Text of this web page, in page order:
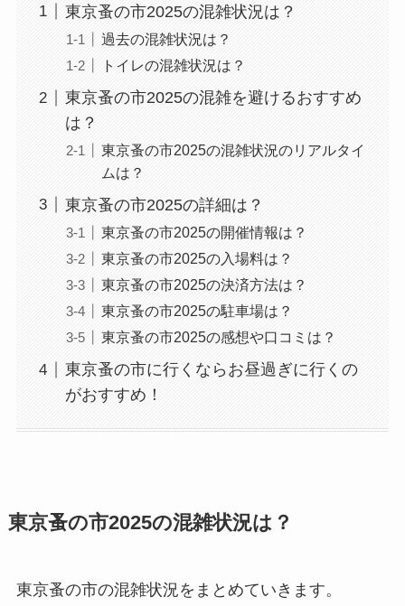
東京蚤の市2025の混雑状況は？
過去の混雑状況は？
トイレの混雑状況は？
東京蚤の市2025の混雑を避けるおすすめ
は？
東京蚤の市2025の混雑状況のリアルタイ
ムは？
東京蚤の市2025の詳細は？
東京蚤の市2025の開催情報は？
東京蚤の市2025の入場料は？
東京蚤の市2025の決済方法は？
東京蚤の市2025の駐車場は？
東京蚤の市2025の感想や口コミは？
東京蚤の市に行くならお昼過ぎに行くの
がおすすめ！
東京蚤の市2025の混雑状況は？
東京蚤の市の混雑状況をまとめていきます。